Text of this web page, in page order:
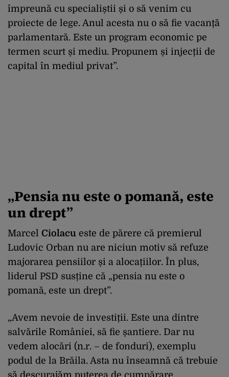
împreună cu specialiștii și o să venim cu
proiecte de lege. Anul acesta nu o să fie vacanță
parlamentară. Este un program economic pe
termen scurt și mediu. Propunem și injecții de
capital în mediul privat”.
„Pensia nu este o pomană, este
un drept”
Marcel Ciolacu este de părere că premierul
Ludovic Orban nu are niciun motiv să refuze
majorarea pensiilor și a alocațiilor. În plus,
liderul PSD susține că „pensia nu este o
pomană, este un drept”.
„Avem nevoie de investiții. Este una dintre
salvările României, să fie șantiere. Dar nu
vedem alocări (n.r. – de fonduri), exemplu
podul de la Brăila. Asta nu înseamnă că trebuie
să descurajăm puterea de cumpărare.